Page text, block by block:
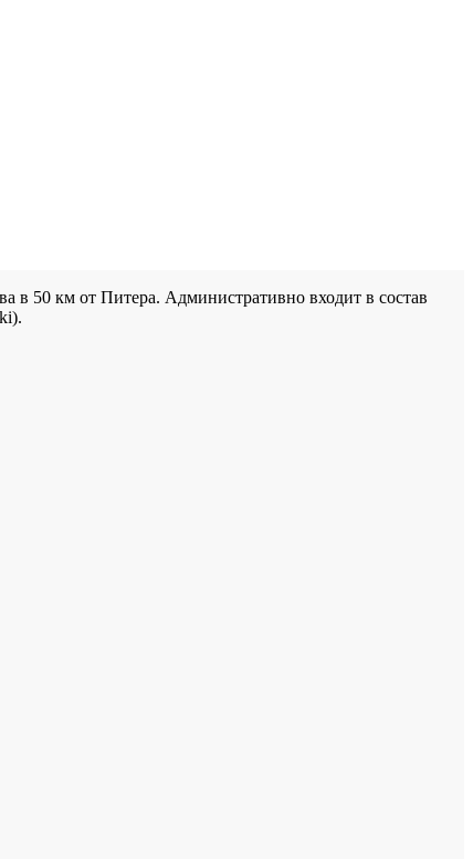
в 50 км от Питера. Административно входит в состав